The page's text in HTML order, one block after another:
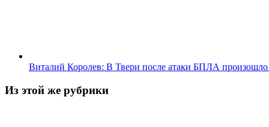
Виталий Королев: В Твери после атаки БПЛА произошло
Из этой же рубрики